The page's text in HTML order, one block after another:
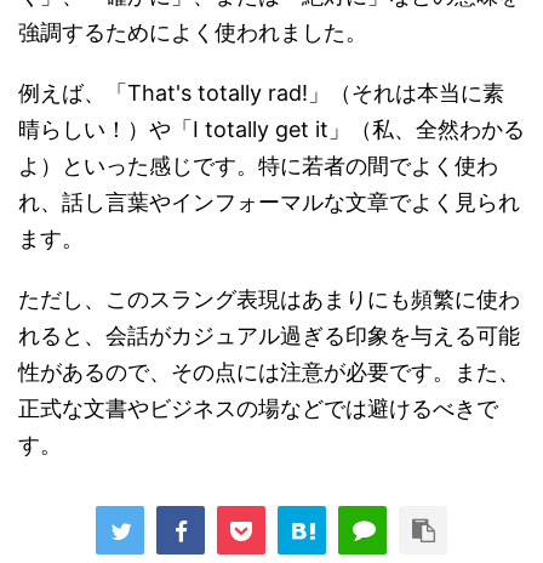
強調するためによく使われました。
例えば、「That's totally rad!」（それは本当に素
晴らしい！）や「I totally get it」（私、全然わかる
よ）といった感じです。特に若者の間でよく使わ
れ、話し言葉やインフォーマルな文章でよく見られ
ます。
ただし、このスラング表現はあまりにも頻繁に使わ
れると、会話がカジュアル過ぎる印象を与える可能
性があるので、その点には注意が必要です。また、
正式な文書やビジネスの場などでは避けるべきで
す。